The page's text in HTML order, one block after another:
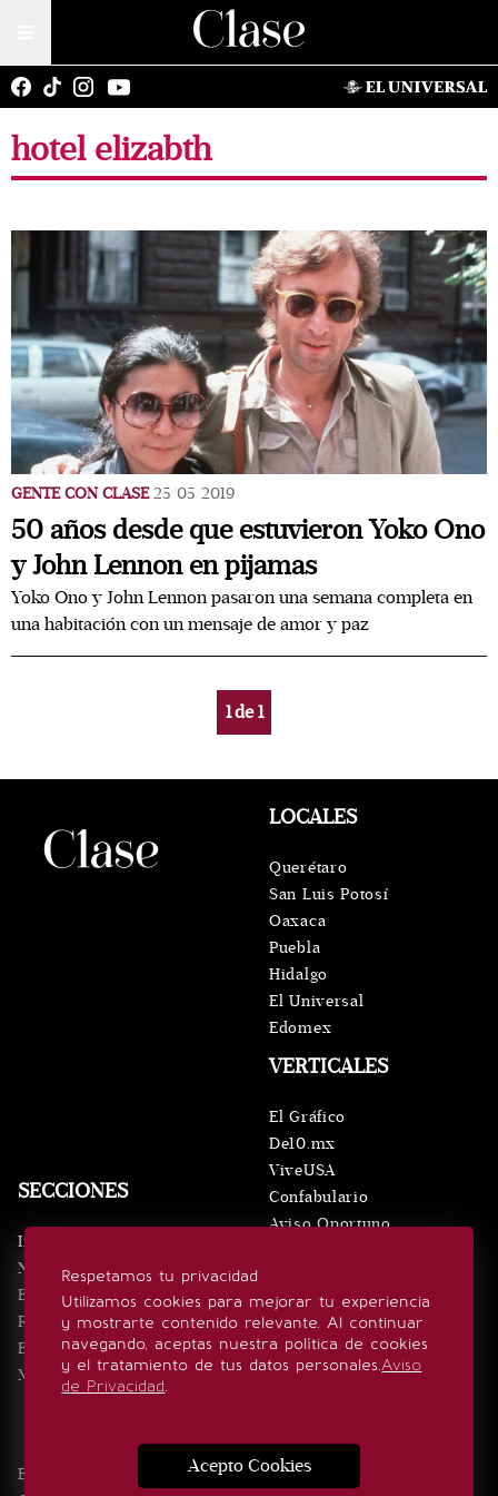
hotel elizabth
GENTE CON CLASE 25/05/2019
50 años desde que estuvieron Yoko Ono
y John Lennon en pijamas
Yoko Ono y John Lennon pasaron una semana completa en
una habitación con un mensaje de amor y paz
1de1
Respetamos tu privacidad
Utilizamos cookies para mejorar tu experiencia
y mostrarte contenido relevante. Al continuar
navegando, aceptas nuestra política de cookies
y el tratamiento de tus datos personales.Aviso
de Privacidad.
Acepto Cookies
SECCIONES
Inicio
Noticias
Eventos
Realeza
Estilo de vida
Minuto x Minuto
VERTICALES
El Gráfico
De10.mx
ViveUSA
Confabulario
Aviso Oportuno
LOCALES
Querétaro
San Luis Potosí
Oaxaca
Puebla
Hidalgo
El Universal
Edomex
SÍGUENOS
Edición Impresa Noticias Quiénes somos